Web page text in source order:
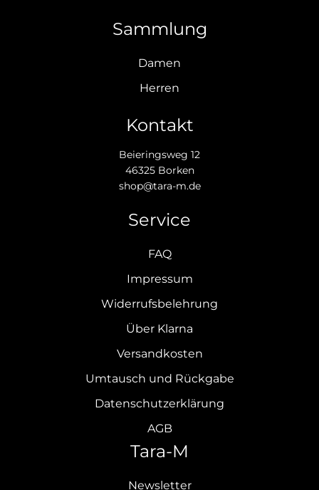
Sammlung
Damen
Herren
Kontakt
Beieringsweg 12
46325 Borken
shop@tara-m.de
Service
FAQ
Impressum
Widerrufsbelehrung
Über Klarna
Versandkosten
Umtausch und Rückgabe
Datenschutzerklärung
AGB
Tara-M
Newsletter